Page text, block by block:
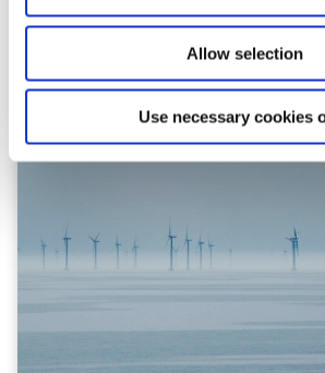
Allow selection
Use necessary cookies